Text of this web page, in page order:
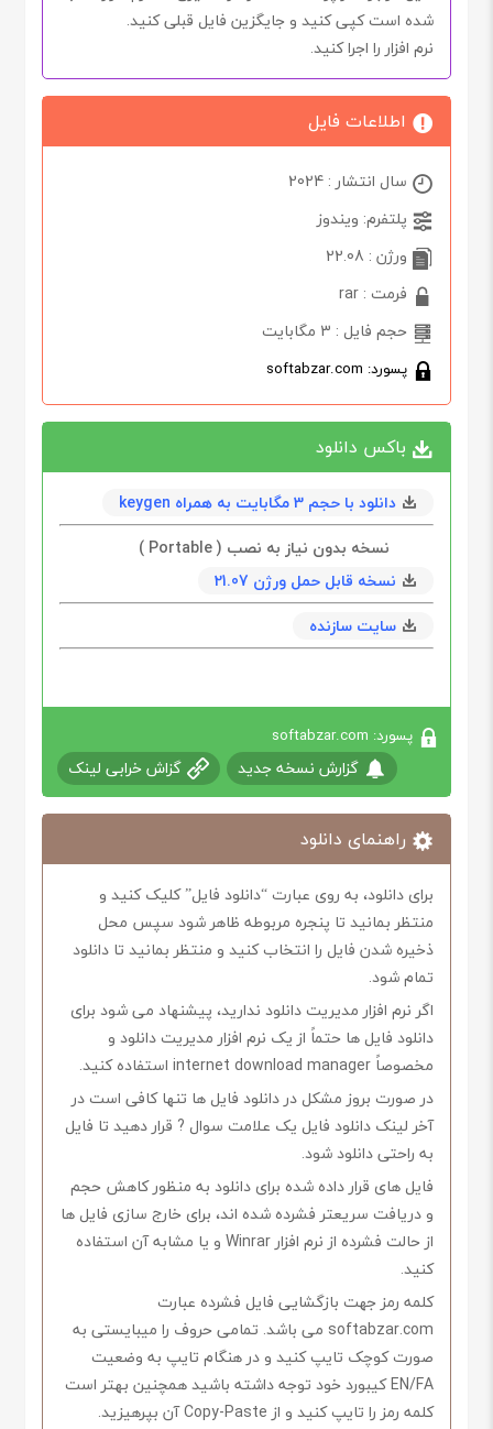
شده است کپی کنید و جایگزین فایل قبلی کنید.
نرم افزار را اجرا کنید.
اطلاعات فایل
سال انتشار : 2024
پلتفرم: ویندوز
ورژن : 22.08
فرمت : rar
حجم فایل : 3 مگابایت
پسورد: softabzar.com
باکس دانلود
دانلود با حجم 3 مگابايت به همراه keygen
نسخه بدون نیاز به نصب ( Portable )
نسخه قابل حمل ورژن 21.07
سایت سازنده
پسورد: softabzar.com
گزارش نسخه جدید گزاش خرابی لینک
راهنمای دانلود
برای دانلود، به روی عبارت “دانلود فایل” کلیک کنید و
منتظر بمانید تا پنجره مربوطه ظاهر شود سپس محل
ذخیره شدن فایل را انتخاب کنید و منتظر بمانید تا دانلود
تمام شود.
اگر نرم افزار مدیریت دانلود ندارید، پیشنهاد می شود برای
دانلود فایل ها حتماً از یک نرم افزار مدیریت دانلود و
مخصوصاً internet download manager استفاده کنید.
در صورت بروز مشکل در دانلود فایل ها تنها کافی است در
آخر لینک دانلود فایل یک علامت سوال ? قرار دهید تا فایل
به راحتی دانلود شود.
فایل های قرار داده شده برای دانلود به منظور کاهش حجم
و دریافت سریعتر فشرده شده اند، برای خارج سازی فایل ها
از حالت فشرده از نرم افزار Winrar و یا مشابه آن استفاده
کنید.
کلمه رمز جهت بازگشایی فایل فشرده عبارت
softabzar.com می باشد. تمامی حروف را میبایستی به
صورت کوچک تایپ کنید و در هنگام تایپ به وضعیت
EN/FA کیبورد خود توجه داشته باشید همچنین بهتر است
کلمه رمز را تایپ کنید و از Copy-Paste آن بپرهیزید.